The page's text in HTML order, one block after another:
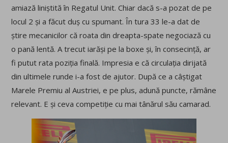
amiază liniștită în Regatul Unit. Chiar dacă s-a pozat de pe
locul 2 și a făcut duș cu spumant. În tura 33 le-a dat de
știre mecanicilor că roata din dreapta-spate negociază cu
o pană lentă. A trecut iarăși pe la boxe și, în consecință, ar
fi putut rata poziția finală. Impresia e că circulația dirijată
din ultimele runde i-a fost de ajutor. După ce a câștigat
Marele Premiu al Austriei, e pe plus, adună puncte, rămâne
relevant. E și ceva competiție cu mai tânărul său camarad.